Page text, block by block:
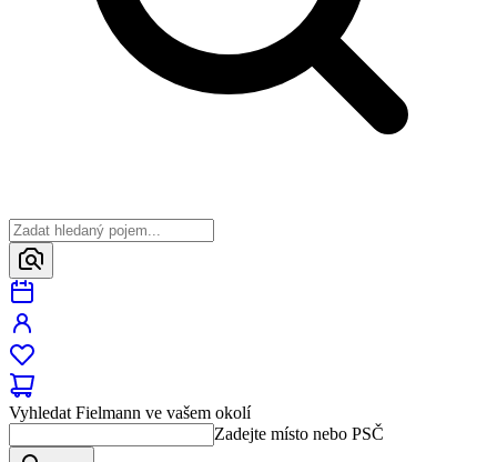
Vyhledat Fielmann ve vašem okolí
Zadejte místo nebo PSČ